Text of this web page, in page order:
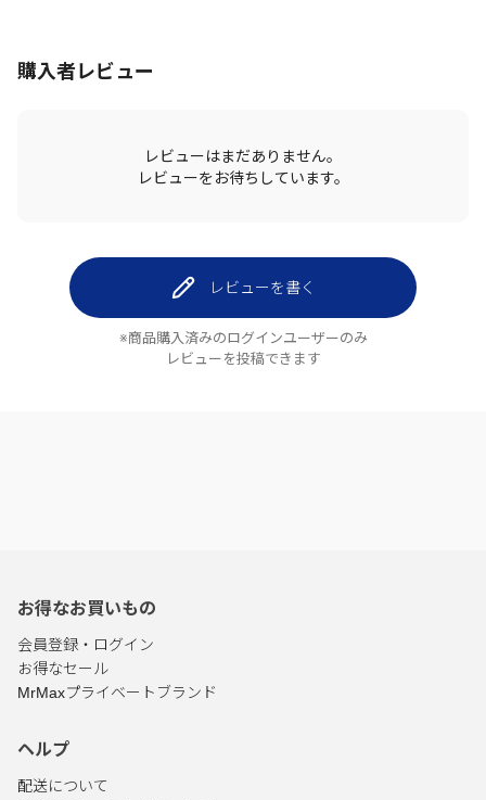
購入者レビュー
レビューはまだありません。
レビューをお待ちしています。
レビューを書く
※商品購入済みのログインユーザーのみ
レビューを投稿できます
お得なお買いもの
会員登録・ログイン
お得なセール
MrMaxプライベートブランド
ヘルプ
配送について